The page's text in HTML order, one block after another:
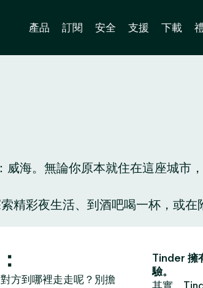
產品 訂閱 安全 支援 下載
海。無論你原本就住在這座城
精彩夜生活、到酒吧喝一杯，或
方到哪裡走走呢？別擔
Tinder 擁
驗。
其實，